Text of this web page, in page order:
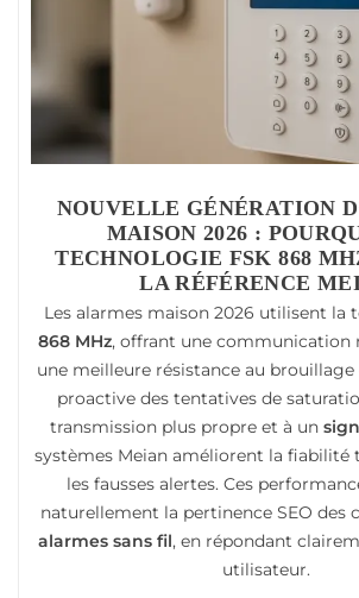
NOUVELLE GÉNÉRATION
MAISON 2026 :
TECHNOLOGIE FSK 868
LA RÉFÉRENCE
Les alarmes maison 2026 utilisent la
868 MHz, offrant une communication
une meilleure résistance au
proactive des tentatives de
transmission plus propre et à un
systèmes Meian améliorent la fiabilité
les fausses alertes. Ces
naturellement la pertinence SEO des
alarmes sans fil, en répondant
utilisateur.